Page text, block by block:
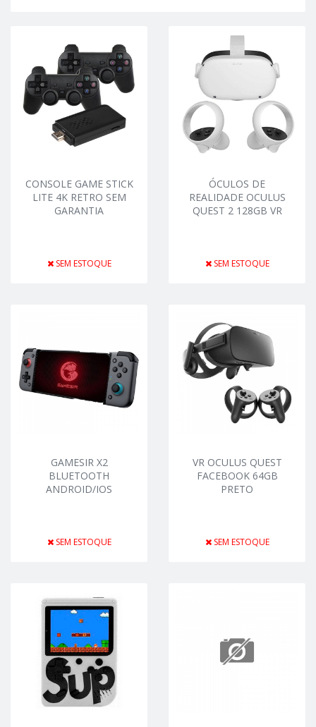
CONSOLE GAME STICK
LITE 4K RETRO SEM
GARANTIA
SEM ESTOQUE
ÓCULOS DE
REALIDADE OCULUS
QUEST 2 128GB VR
SEM ESTOQUE
GAMESIR X2
BLUETOOTH
ANDROID/IOS
SEM ESTOQUE
VR OCULUS QUEST
FACEBOOK 64GB
PRETO
SEM ESTOQUE